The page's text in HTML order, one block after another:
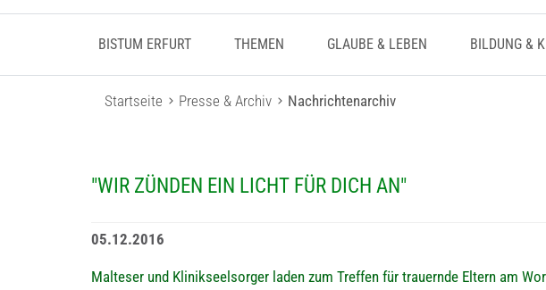
BISTUM ERFURT THEMEN GLAUBE & LEBEN BILDUNG &
Startseite Presse & Archiv Nachrichtenarchiv
"WIR ZÜNDEN EIN LICHT FÜR DICH AN"
05.12.2016
Malteser und Klinikseelsorger laden zum Treffen für trauernde Eltern am